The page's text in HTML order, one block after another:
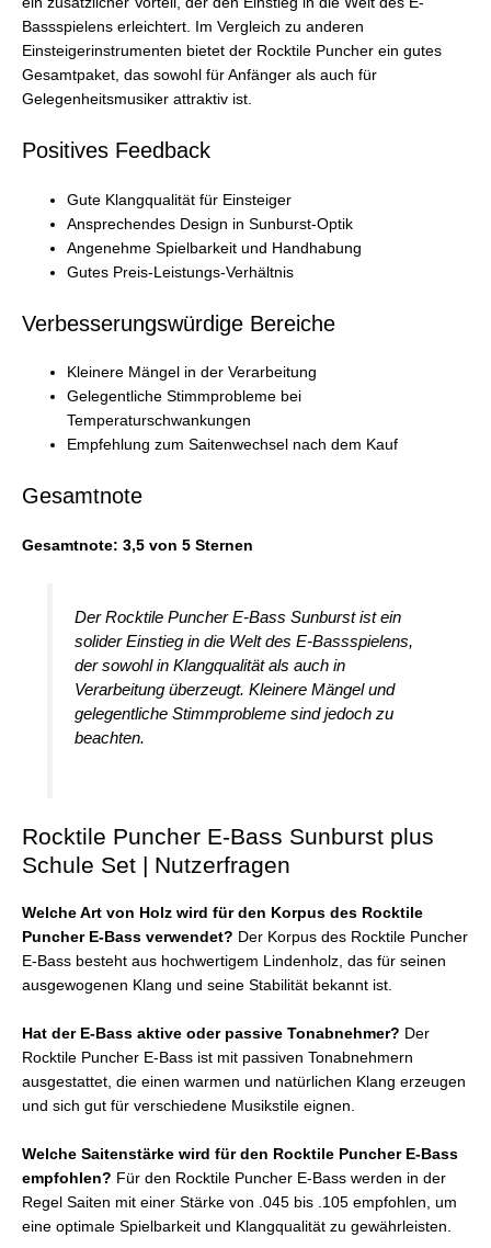
Bassspielens erleichtert. Im Vergleich zu anderen
Einsteigerinstrumenten bietet der Rocktile Puncher ein gutes
Gesamtpaket, das sowohl für Anfänger als auch für
Gelegenheitsmusiker attraktiv ist.
Positives Feedback
Gute Klangqualität für Einsteiger
Ansprechendes Design in Sunburst-Optik
Angenehme Spielbarkeit und Handhabung
Gutes Preis-Leistungs-Verhältnis
Verbesserungswürdige Bereiche
Kleinere Mängel in der Verarbeitung
Gelegentliche Stimmprobleme bei
Temperaturschwankungen
Empfehlung zum Saitenwechsel nach dem Kauf
Gesamtnote
Gesamtnote: 3,5 von 5 Sternen
Der Rocktile Puncher E-Bass Sunburst ist ein
solider Einstieg in die Welt des E-Bassspielens,
der sowohl in Klangqualität als auch in
Verarbeitung überzeugt. Kleinere Mängel und
gelegentliche Stimmprobleme sind jedoch zu
beachten.
Rocktile Puncher E-Bass Sunburst plus
Schule Set | Nutzerfragen
Welche Art von Holz wird für den Korpus des Rocktile
Puncher E-Bass verwendet? Der Korpus des Rocktile Puncher
E-Bass besteht aus hochwertigem Lindenholz, das für seinen
ausgewogenen Klang und seine Stabilität bekannt ist.
Hat der E-Bass aktive oder passive Tonabnehmer? Der
Rocktile Puncher E-Bass ist mit passiven Tonabnehmern
ausgestattet, die einen warmen und natürlichen Klang erzeugen
und sich gut für verschiedene Musikstile eignen.
Welche Saitenstärke wird für den Rocktile Puncher E-Bass
empfohlen? Für den Rocktile Puncher E-Bass werden in der
Regel Saiten mit einer Stärke von .045 bis .105 empfohlen, um
eine optimale Spielbarkeit und Klangqualität zu gewährleisten.